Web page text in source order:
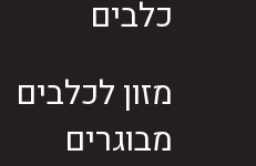
כלבים
מזון לכלבים
מבוגרים